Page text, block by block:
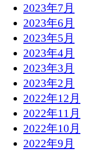
2023年7月
2023年6月
2023年5月
2023年4月
2023年3月
2023年2月
2022年12月
2022年11月
2022年10月
2022年9月